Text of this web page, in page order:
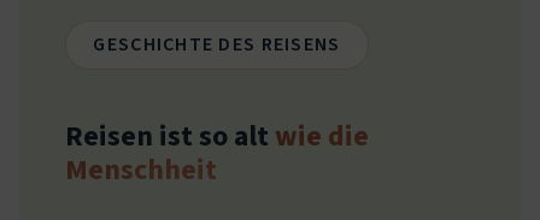
GESCHICHTE DES REISENS
Reisen ist so alt wie die
Menschheit